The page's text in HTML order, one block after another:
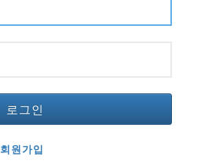
로그인
회원가입